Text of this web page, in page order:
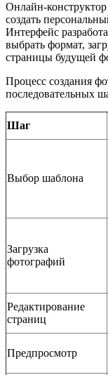
создать
Интерфейс
выбрать формат,
страницы будущей
Процесс создания
последовательных
Шаг
Выбор шаблона
Загрузка
фотографий
Редактирование
страниц
Предпросмотр